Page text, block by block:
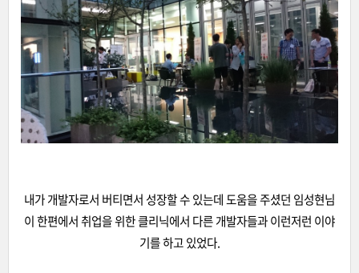
내가 개발자로서 버티면서 성장할 수 있는데 도움을 주셨던 임성현님
이 한편에서 취업을 위한 클리닉에서 다른 개발자들과 이런저런 이야
기를 하고 있었다.